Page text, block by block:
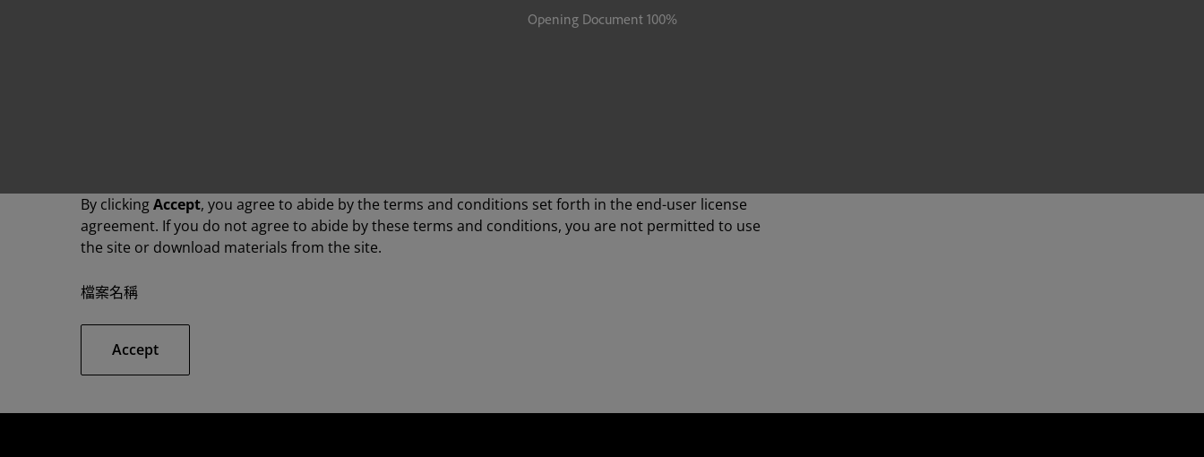
By clickingAccept, you agree to abide by the terms and conditions set forth in the end-user license
agreement. If you do not agree to abide by these terms and conditions, you are not permitted to use
the site or download materials from the site.
檔案名稱
Accept